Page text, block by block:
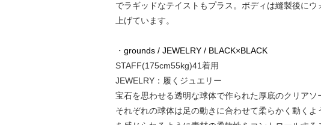
でラギッドなテイストもプラス。ボディは縫製後に
上げています。
・ grounds / JEWELRY / BLACK×BLACK
STAFF(175cm55kg)41着用
JEWELRY：履くジュエリー
宝石を思わせる透明な球体で作られた厚底のクリア
それぞれの球体は足の動きに合わせて柔らかく動く